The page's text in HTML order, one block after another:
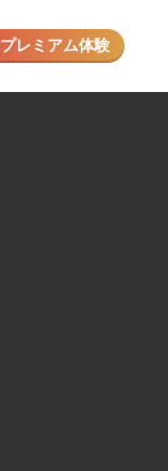
プレミアム体験